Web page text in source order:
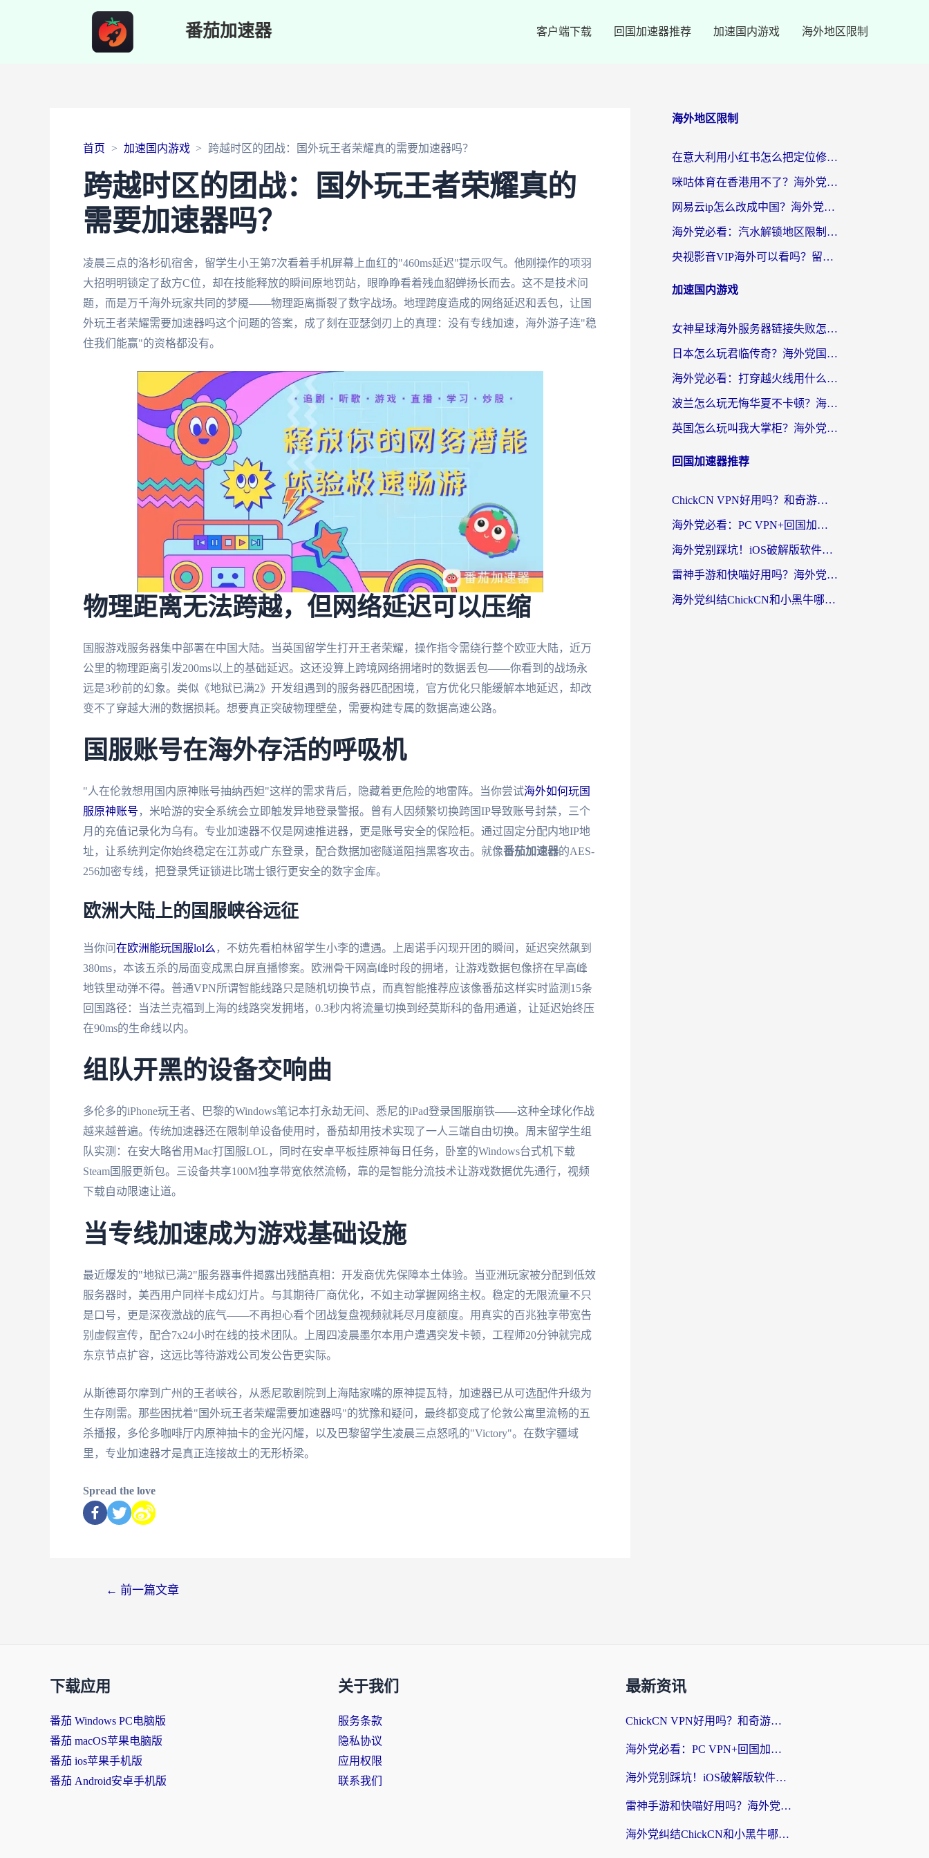
番茄加速器 客户端下载 回国加速器推荐 加速国内游戏 海外地区限制
首页 加速国内游戏 跨越时区的团战：国外玩王者荣耀真的需要加速器吗？
跨越时区的团战：国外玩王者荣耀真的
需要加速器吗？
凌晨三点的洛杉矶宿舍，留学生小王第7次看着手机屏幕上血红的"460ms延迟"提示叹气。他刚操作的项羽
大招明明锁定了敌方C位，却在技能释放的瞬间原地罚站，眼睁睁看着残血貂蝉扬长而去。这不是技术问
题，而是万千海外玩家共同的梦魇——物理距离撕裂了数字战场。地理跨度造成的网络延迟和丢包，让国
外玩王者荣耀需要加速器吗这个问题的答案，成了刻在亚瑟剑刃上的真理：没有专线加速，海外游子连"稳
住我们能赢"的资格都没有。
物理距离无法跨越，但网络延迟可以压缩
国服游戏服务器集中部署在中国大陆。当英国留学生打开王者荣耀，操作指令需绕行整个欧亚大陆，近万
公里的物理距离引发200ms以上的基础延迟。这还没算上跨境网络拥堵时的数据丢包——你看到的战场永
远是3秒前的幻象。类似《地狱已满2》开发组遇到的服务器匹配困境，官方优化只能缓解本地延迟，却改
变不了穿越大洲的数据损耗。想要真正突破物理壁垒，需要构建专属的数据高速公路。
国服账号在海外存活的呼吸机
"人在伦敦想用国内原神账号抽纳西妲"这样的需求背后，隐藏着更危险的地雷阵。当你尝试海外如何玩国
服原神账号 ，米哈游的安全系统会立即触发异地登录警报。曾有人因频繁切换跨国IP导致账号封禁，三个
月的充值记录化为乌有。专业加速器不仅是网速推进器，更是账号安全的保险柜。通过固定分配内地IP地
址，让系统判定你始终稳定在江苏或广东登录，配合数据加密隧道阻挡黑客攻击。就像番茄加速器的AES-
256加密专线，把登录凭证锁进比瑞士银行更安全的数字金库。
欧洲大陆上的国服峡谷远征
当你问 在欧洲能玩国服lol么 ，不妨先看柏林留学生小李的遭遇。上周诺手闪现开团的瞬间，延迟突然飙到
380ms，本该五杀的局面变成黑白屏直播惨案。欧洲骨干网高峰时段的拥堵，让游戏数据包像挤在早高峰
地铁里动弹不得。普通VPN所谓智能线路只是随机切换节点，而真智能推荐应该像番茄这样实时监测15条
回国路径：当法兰克福到上海的线路突发拥堵，0.3秒内将流量切换到经莫斯科的备用通道，让延迟始终压
在90ms的生命线以内。
组队开黑的设备交响曲
多伦多的iPhone玩王者、巴黎的Windows笔记本打永劫无间、悉尼的iPad登录国服崩铁——这种全球化作战
越来越普遍。传统加速器还在限制单设备使用时，番茄却用技术实现了一人三端自由切换。周末留学生组
队实测：在安大略省用Mac打国服LOL，同时在安卓平板挂原神每日任务，卧室的Windows台式机下载
Steam国服更新包。三设备共享100M独享带宽依然流畅，靠的是智能分流技术让游戏数据优先通行，视频
下载自动限速让道。
当专线加速成为游戏基础设施
最近爆发的"地狱已满2"服务器事件揭露出残酷真相：开发商优先保障本土体验。当亚洲玩家被分配到低效
服务器时，美西用户同样卡成幻灯片。与其期待厂商优化，不如主动掌握网络主权。稳定的无限流量不只
是口号，更是深夜激战的底气——不再担心看个团战复盘视频就耗尽月度额度。用真实的百兆独享带宽告
别虚假宣传，配合7x24小时在线的技术团队。上周四凌晨墨尔本用户遭遇突发卡顿，工程师20分钟就完成
东京节点扩容，这远比等待游戏公司发公告更实际。
从斯德哥尔摩到广州的王者峡谷，从悉尼歌剧院到上海陆家嘴的原神提瓦特，加速器已从可选配件升级为
生存刚需。那些困扰着"国外玩王者荣耀需要加速器吗"的犹豫和疑问，最终都变成了伦敦公寓里流畅的五
杀播报，多伦多咖啡厅内原神抽卡的金光闪耀，以及巴黎留学生凌晨三点怒吼的"Victory"。在数字疆域
里，专业加速器才是真正连接故土的无形桥梁。
Spread the love
← 前一篇文章
海外地区限制
在意大利用小红书怎么把定位修改到中国国内？3个实用技巧+1个靠谱工具帮你搞定
咪咕体育在香港用不了？海外党必看的回国加速器选择指南（附3个真实场景解决方案）
网易云ip怎么改成中国？海外党听音乐听书的无痛解决方案
海外党必看：汽水解锁地区限制怎么解除？3招解决国内影音&生活服务难题
央视影音VIP海外可以看吗？留学生亲测有效的回国加速器选择指南
加速国内游戏
女神星球海外服务器链接失败怎么解决？海外党国服游戏加速避坑指南
日本怎么玩君临传奇？海外党国服游戏加速避坑指南（附菲律宾欧洲玩家实测）
海外党必看：打穿越火线用什么加速器？解决延迟卡顿，还能玩奇妙拼图世界和第五人格
波兰怎么玩无悔华夏不卡顿？海外国服游戏加速器终极指南（附征途2萤火突击解决方案）
英国怎么玩叫我大掌柜？海外党国服游戏加速避坑指南（附实测推荐）
回国加速器推荐
ChickCN VPN好用吗？和奇游手游VPN对比哪个回国效果更好？海外党亲测实用指南
海外党必看：PC VPN+回国加速器怎么选？无缝访问国内资源全攻略
海外党别踩坑！iOS破解版软件不可靠？教你选对回国加速器无缝看国内资源
雷神手游和快喵好用吗？海外党亲测5款回国加速器，附斧牛Bling对比+微信视频号解决办法
海外党纠结ChickCN和小黑牛哪个好？一篇帮你选对回国加速器的实用指南
下载应用
番茄 Windows PC电脑版
番茄 macOS苹果电脑版
番茄 ios苹果手机版
番茄 Android安卓手机版
关于我们
服务条款
隐私协议
应用权限
联系我们
最新资讯
ChickCN VPN好用吗？和奇游手游VPN对比哪个回国效果更好？海外党亲测实用指南
海外党必看：PC VPN+回国加速器怎么选？无缝访问国内资源全攻略
海外党别踩坑！iOS破解版软件不可靠？教你选对回国加速器无缝看国内资源
雷神手游和快喵好用吗？海外党亲测5款回国加速器，附斧牛Bling对比+微信视频号解决办法
海外党纠结ChickCN和小黑牛哪个好？一篇帮你选对回国加速器的实用指南